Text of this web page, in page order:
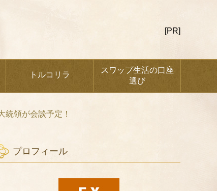
[PR]
トルコリラ
スワップ生活の口座
選び
統領が会談予定！
プロフィール